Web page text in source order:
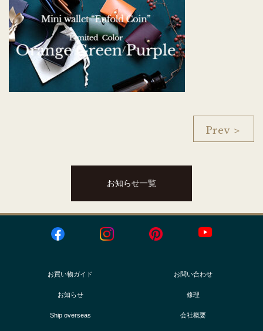
Prev ＞
お知らせ一覧
お買い物ガイド お問い合わせ
お知らせ 修理
Ship overseas 会社概要